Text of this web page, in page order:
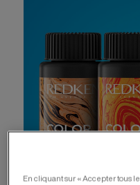
En cliquant sur « Accepter tous